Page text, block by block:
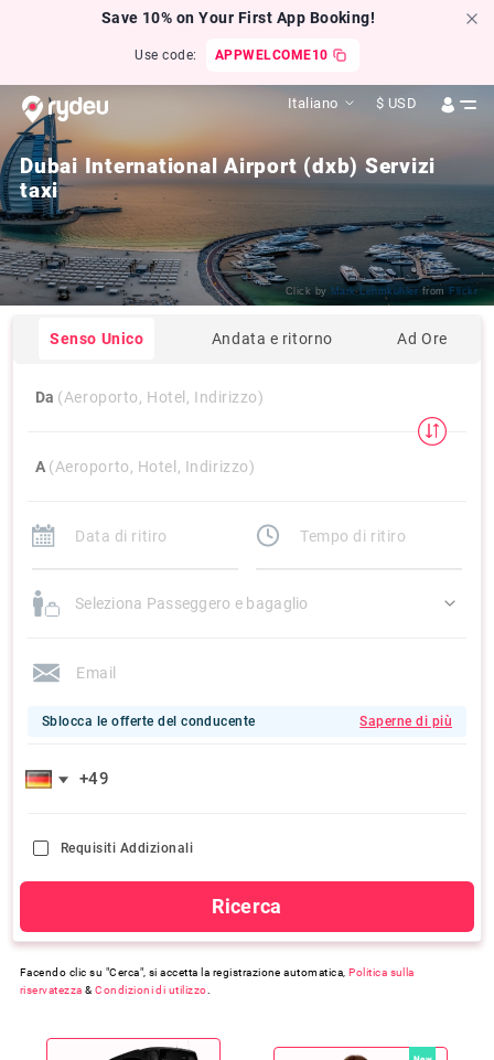
Save 10% on Your First App Booking!
Use code: APPWELCOME10
Italiano $ USD
Dubai International Airport (dxb) Servizi
taxi
Click by Mark Lehmkuhler from Flickr
Senso Unico Andata e ritorno Ad Ore
Da (Aeroporto, Hotel, Indirizzo)
A (Aeroporto, Hotel, Indirizzo)
Seleziona Passeggero e bagaglio
Sblocca le offerte del conducente Saperne di più
Requisiti Addizionali
Ricerca
Facendo clic su "Cerca", si accetta la registrazione automatica, Politica sulla
riservatezza &Condizioni di utilizzo